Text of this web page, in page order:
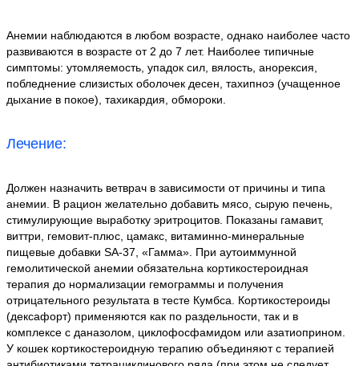
Анемии наблюдаются в любом возрасте, однако наиболее часто
развиваются в возрасте от 2 до 7 лет. Наиболее типичные
симптомы: утомляемость, упадок сил, вялость, анорексия,
побледнение слизистых оболочек десен, тахипноэ (учащенное
дыхание в покое), тахикардия, обмороки.
Лечение:
Должен назначить ветврач в зависимости от причины и типа
анемии. В рацион желательно добавить мясо, сырую печень,
стимулирующие выработку эритроцитов. Показаны гамавит,
виттри, гемовит-плюс, цамакс, витаминно-минеральные
пищевые добавки SA-37, «Гамма». При аутоиммунной
гемолитической анемии обязательна кортикостероидная
терапия до нормализации гемограммы и получения
отрицательного результата в тесте Кумбса. Кортикостероиды
(дексафорт) применяются как по раздельности, так и в
комплексе с даназолом, циклофосфамидом или азатиоприном.
У кошек кортикостероидную терапию объединяют с терапией